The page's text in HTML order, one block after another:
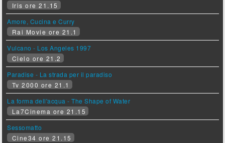
Iris ore 21.15
Amore, Cucina e Curry
Rai Movie ore 21.1
Vulcano - Los Angeles 1997
Cielo ore 21.2
Paradise - La strada per il paradiso
Tv 2000 ore 21.1
La forma dell'acqua - The Shape of Water
La7Cinema ore 21.15
Sessomatto
Cine34 ore 21.15